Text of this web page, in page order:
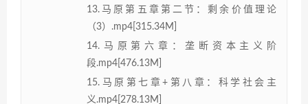
13.马原第五章第二节：剩余价值理论
（3）.mp4[315.34M]
14.马原第六章：垄断资本主义阶
段.mp4[476.13M]
15.马原第七章+第八章：科学社会主
义.mp4[278.13M]